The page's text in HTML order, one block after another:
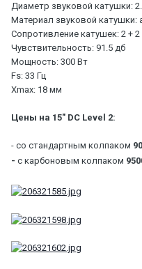
Диаметр звуковой катушки:
Материал звуковой катушки:
Сопротивление катушек: 2 + 2
Чувствительность: 91.5 дб
Мощность: 300 Вт
Fs: 33 Гц
Xmax: 18 мм
Цены на 15" DC Level 2:
- со стандартным колпаком
- с карбоновым колпаком